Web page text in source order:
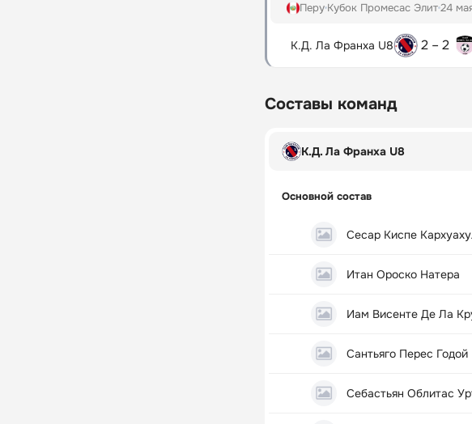
Перу Кубок Промесас Элит24
К.Д. Ла Франха U8 2 – 2
Составы команд
К.Д. Ла Франха U8
Основной состав
Сесар Киспе
Итан Ороско Натера
Иам Висенте Де Ла
Сантьяго Перес Годой
Себастьян Облитас